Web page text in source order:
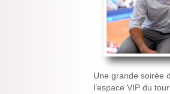
Une grande soirée
l’espace VIP du